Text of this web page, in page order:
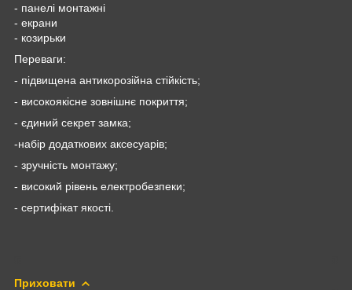
- панелі монтажні
- екрани
- козирьки
Переваги:
- підвищена антикорозійна стійкість;
- високоякісне зовнішнє покриття;
- єдиний секрет замка;
-набір додаткових аксесуарів;
- зручність монтажу;
- високий рівень електробезпеки;
- сертифікат якості.
Приховати